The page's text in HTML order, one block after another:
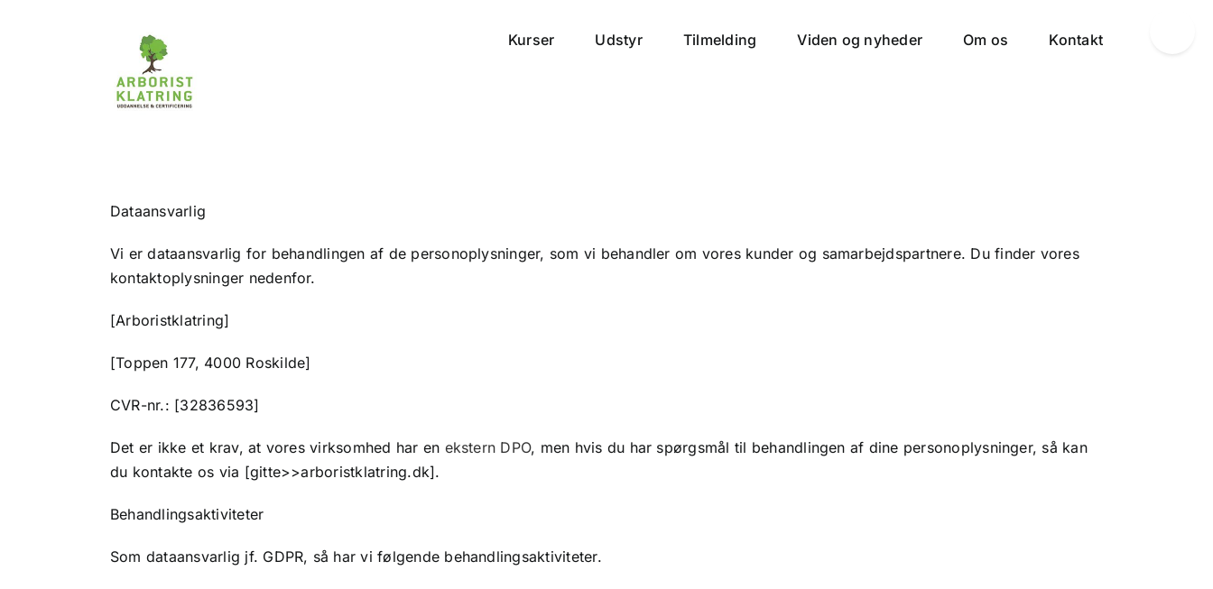
Kurser Udstyr Tilmelding Viden og nyheder Om os Kontakt
Dataansvarlig
Vi er dataansvarlig for behandlingen af de personoplysninger, som vi behandler om vores kunder og samarbejdspartnere. Du finder vores
kontaktoplysninger nedenfor.
[Arboristklatring]
[Toppen 177, 4000 Roskilde]
CVR-nr.: [32836593]
Det er ikke et krav, at vores virksomhed har en ekstern DPO, men hvis du har spørgsmål til behandlingen af dine personoplysninger, så kan
du kontakte os via [gitte>>arboristklatring.dk].
Behandlingsaktiviteter
Som dataansvarlig jf. GDPR, så har vi følgende behandlingsaktiviteter.